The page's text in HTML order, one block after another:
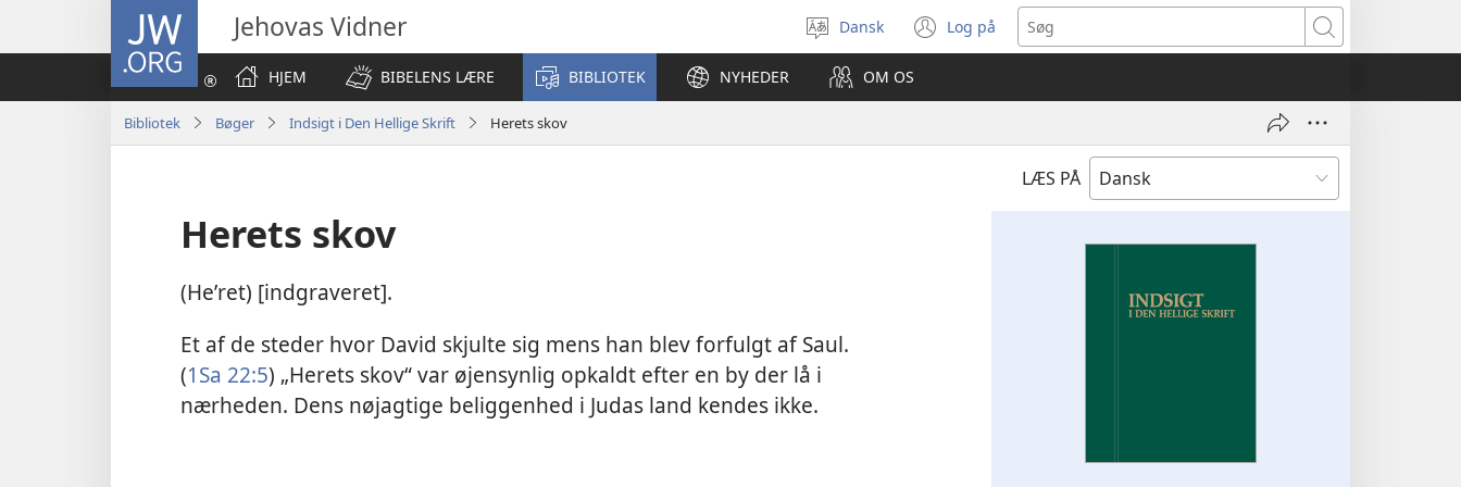
JW.ORG Jehovas Vidner
Vælg
sprog
Dansk Log på
(åbner
nyt
Søg
HJEM
BIBELENS LÆRE BIBLIOTEK NYHEDER OM OS
Bibliotek Bøger Indsigt i Den Hellige Skrift Herets skov
LÆS PÅ
Herets skov
(Heʹret) [indgraveret].
Et af de steder hvor David skjulte sig mens han blev forfulgt af Saul.
(1Sa 22:5) „Herets skov“ var øjensynlig opkaldt efter en by der lå i
nærheden. Dens nøjagtige beliggenhed i Judas land kendes ikke.